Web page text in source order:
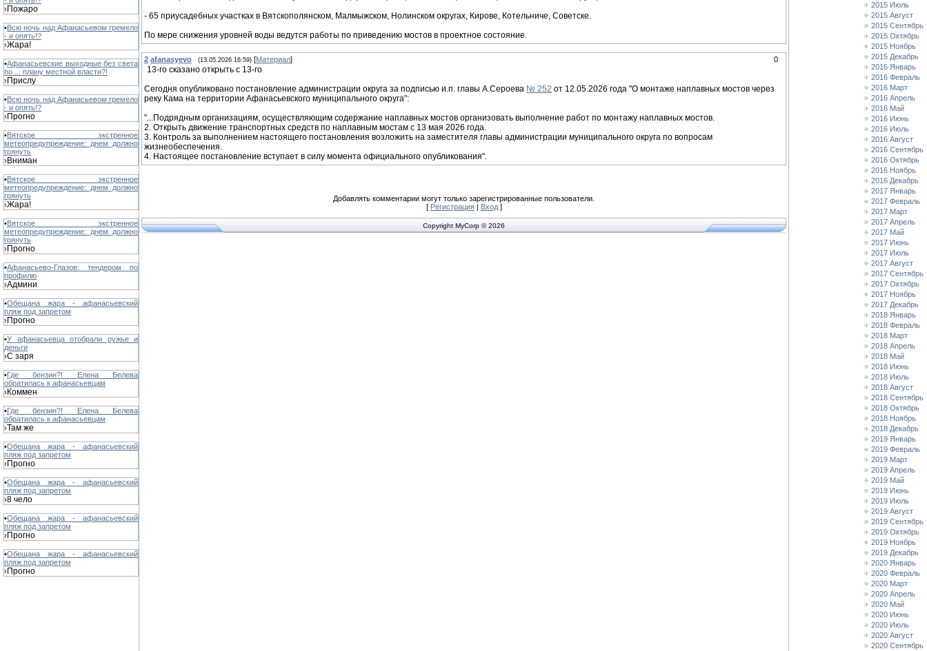
›Пожаро
•Всю ночь над Афанасьевом гремело
- и опять!?
›Жара!
•Афанасьевские выходные без света
по ... плану местной власти?!
›Прислу
•Всю ночь над Афанасьевом гремело
- и опять!?
›Прогно
•Вятское экстренное
метеопредупреждение: днем должно
грянуть
›Вниман
•Вятское экстренное
метеопредупреждение: днем должно
грянуть
›Жара!
•Вятское экстренное
метеопредупреждение: днем должно
грянуть
›Прогно
•Афанасьево-Глазов: тендером по
профилю
›Админи
•Обещана жара - афанасьевский
пляж под запретом
›Прогно
•У афанасьевца отобрали ружье и
деньги
›С заря
•Где бензин?! Елена Белева
обратилась к афанасьевцам
›Коммен
•Где бензин?! Елена Белева
обратилась к афанасьевцам
›Там же
•Обещана жара - афанасьевский
пляж под запретом
›Прогно
•Обещана жара - афанасьевский
пляж под запретом
›8 чело
•Обещана жара - афанасьевский
пляж под запретом
›Прогно
•Обещана жара - афанасьевский
пляж под запретом
›Прогно
- 65 приусадебных участках в Вятскополянском, Малмыжском, Нолинском округах, Кирове, Котельниче, Советске.
По мере снижения уровней воды ведутся работы по приведению мостов в проектное состояние.
0
2 afanasyevo (13.05.2026 16:59) [Материал]
13-го сказано открыть с 13-го
Сегодня опубликовано постановление администрации округа за подписью и.п. главы А.Сероева № 252 от 12.05.2026 года "О монтаже наплавных мостов через
реку Кама на территории Афанасьевского муниципального округа":
"...Подрядным организациям, осуществляющим содержание наплавных мостов организовать выполнение работ по монтажу наплавных мостов.
2. Открыть движение транспортных средств по наплавным мостам с 13 мая 2026 года.
3. Контроль за выполнением настоящего постановления возложить на заместителя главы администрации муниципального округа по вопросам
жизнеобеспечения.
4. Настоящее постановление вступает в силу момента официального опубликования".
Добавлять комментарии могут только зарегистрированные пользователи.
[ Регистрация| Вход]
Copyright MyCorp © 2026
2015 Июль
2015 Август
2015 Сентябрь
2015 Октябрь
2015 Ноябрь
2015 Декабрь
2016 Январь
2016 Февраль
2016 Март
2016 Апрель
2016 Май
2016 Июнь
2016 Июль
2016 Август
2016 Сентябрь
2016 Октябрь
2016 Ноябрь
2016 Декабрь
2017 Январь
2017 Февраль
2017 Март
2017 Апрель
2017 Май
2017 Июнь
2017 Июль
2017 Август
2017 Сентябрь
2017 Октябрь
2017 Ноябрь
2017 Декабрь
2018 Январь
2018 Февраль
2018 Март
2018 Апрель
2018 Май
2018 Июнь
2018 Июль
2018 Август
2018 Сентябрь
2018 Октябрь
2018 Ноябрь
2018 Декабрь
2019 Январь
2019 Февраль
2019 Март
2019 Апрель
2019 Май
2019 Июнь
2019 Июль
2019 Август
2019 Сентябрь
2019 Октябрь
2019 Ноябрь
2019 Декабрь
2020 Январь
2020 Февраль
2020 Март
2020 Апрель
2020 Май
2020 Июнь
2020 Июль
2020 Август
2020 Сентябрь